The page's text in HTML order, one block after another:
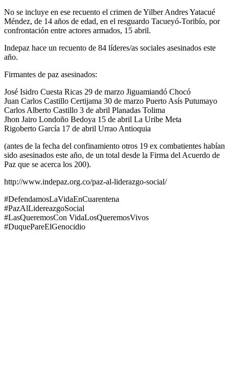
No se incluye en ese recuento el crimen de Yilber Andres Yatacué
Méndez, de 14 años de edad, en el resguardo Tacueyó-Toribío, por
confrontación entre actores armados, 15 abril.
Indepaz hace un recuento de 84 líderes/as sociales asesinados este
año.
Firmantes de paz asesinados:
José Isidro Cuesta Ricas 29 de marzo Jiguamiandó Chocó
Juan Carlos Castillo Certijama 30 de marzo Puerto Asís Putumayo
Carlos Alberto Castillo 3 de abril Planadas Tolima
Jhon Jairo Londoño Bedoya 15 de abril La Uribe Meta
Rigoberto García 17 de abril Urrao Antioquia
(antes de la fecha del confinamiento otros 19 ex combatientes habían
sido asesinados este año, de un total desde la Firma del Acuerdo de
Paz que se acerca los 200).
http://www.indepaz.org.co/paz-al-liderazgo-social/
#DefendamosLaVidaEnCuarentena
#PazAlLidereazgoSocial
#LasQueremosCon VidaLosQueremosVivos
#DuquePareElGenocidio